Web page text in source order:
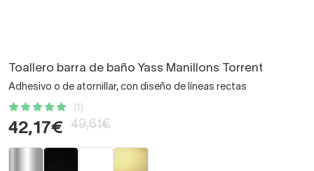
Toallero barra de baño Yass Manillons Torrent
Adhesivo o de atornillar, con diseño de líneas rectas
(1)
42,17€ 49,61€